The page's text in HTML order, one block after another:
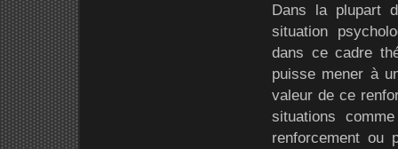
Dans la plupart
situation
dans ce cadre
puisse mener à
valeur de ce
situations
renforcement ou